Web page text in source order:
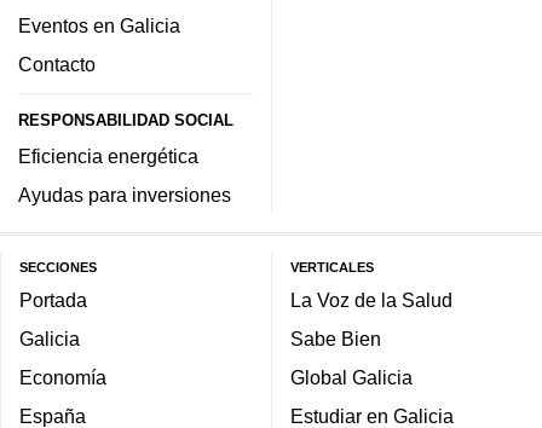
Eventos en Galicia
Contacto
RESPONSABILIDAD SOCIAL
Eficiencia energética
Ayudas para inversiones
SECCIONES
Portada
Galicia
Economía
España
VERTICALES
La Voz de la Salud
Sabe Bien
Global Galicia
Estudiar en Galicia